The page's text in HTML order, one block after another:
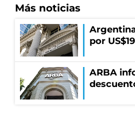
Más noticias
por
ARBA